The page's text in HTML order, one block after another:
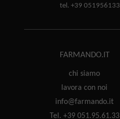
tel. +39 051956133
FARMANDO.IT
chi siamo
lavora con noi
info@farmando.it
Tel. +39 051.95.61.33